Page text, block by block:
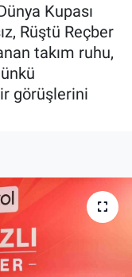
Kupası
Rüştü Reçber
takım ruhu,
görüşlerini